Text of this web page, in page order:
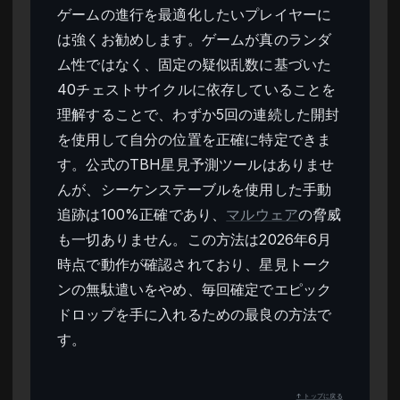
ゲームの進行を最適化したいプレイヤーに
は強くお勧めします。ゲームが真のランダ
ム性ではなく、固定の疑似乱数に基づいた
40チェストサイクルに依存していることを
理解することで、わずか5回の連続した開封
を使用して自分の位置を正確に特定できま
す。公式のTBH星見予測ツールはありませ
んが、シーケンステーブルを使用した手動
追跡は100%正確であり、 マルウェアの脅威
も一切ありません。この方法は2026年6月
時点で動作が確認されており、星見トーク
ンの無駄遣いをやめ、毎回確定でエピック
ドロップを手に入れるための最良の方法で
す。
↑ トップに戻る